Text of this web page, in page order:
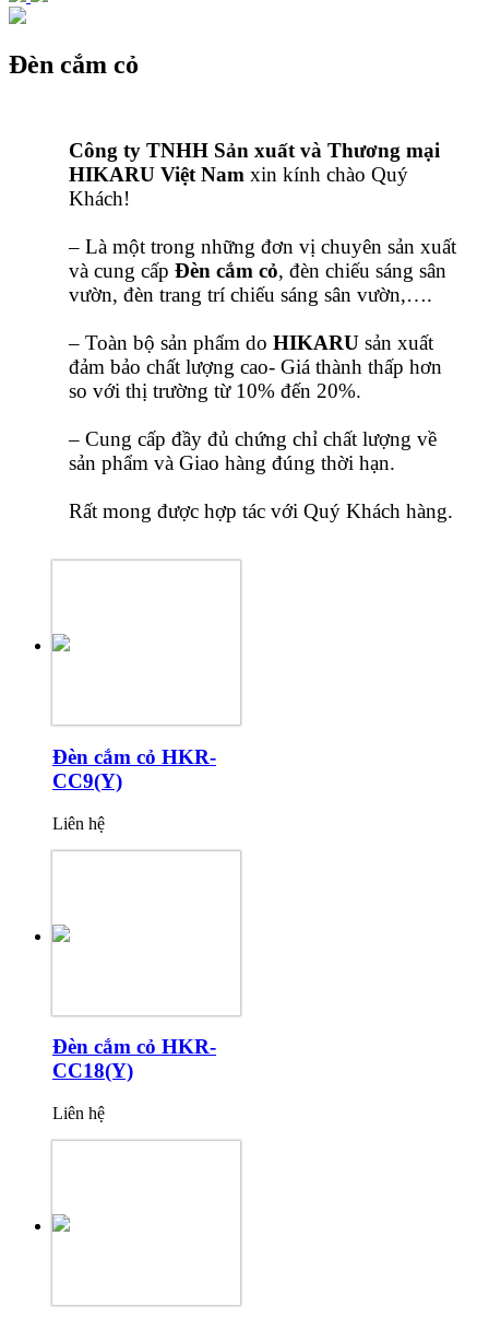
Đèn cắm cỏ
Công ty TNHH Sản xuất và Thương mại
HIKARU Việt Nam xin kính chào Quý
Khách!
– Là một trong những đơn vị chuyên sản xuất
và cung cấp Đèn cắm cỏ, đèn chiếu sáng sân
vườn, đèn trang trí chiếu sáng sân vườn,….
– Toàn bộ sản phẩm do HIKARU sản xuất
đảm bảo chất lượng cao- Giá thành thấp hơn
so với thị trường từ 10% đến 20%.
– Cung cấp đầy đủ chứng chỉ chất lượng về
sản phẩm và Giao hàng đúng thời hạn.
Rất mong được hợp tác với Quý Khách hàng.
Đèn cắm cỏ HKR-
CC9(Y)
Liên hệ
Đèn cắm cỏ HKR-
CC18(Y)
Liên hệ